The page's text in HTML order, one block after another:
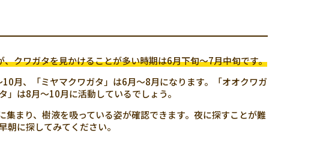
クワガタを見かけることが多い時期は6月下旬～7月中旬です。
月、「ミヤマクワガタ」は6月～8月になります。「オオクワガ
は8月～10月に活動しているでしょう。
まり、樹液を吸っている姿が確認できます。夜に探すことが難
に探してみてください。